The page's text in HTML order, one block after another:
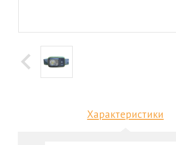
Характеристики